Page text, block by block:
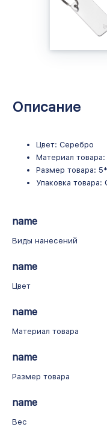
Описание
Цвет: Серебро
Материал
Размер товара:
Упаковка товара:
name
Виды нанесений
name
Цвет
name
Материал товара
name
Размер товара
name
Вес